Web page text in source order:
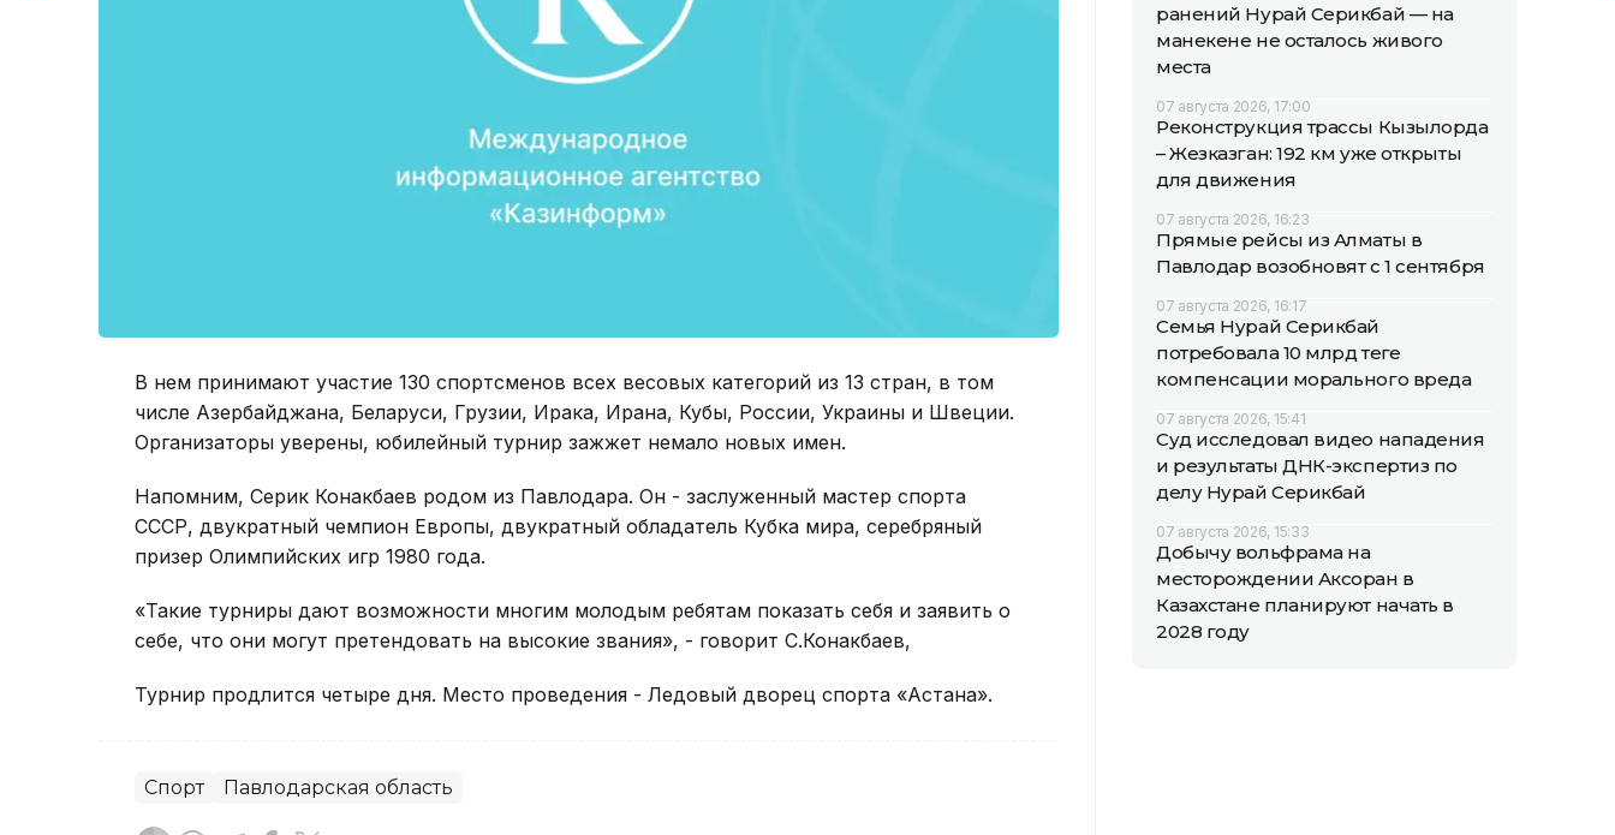
В нем принимают участие 130 спортсменов всех весовых категорий из 13 стран, в том
числе Азербайджана, Беларуси, Грузии, Ирака, Ирана, Кубы, России, Украины и Швеции.
Организаторы уверены, юбилейный турнир зажжет немало новых имен.
Напомним, Серик Конакбаев родом из Павлодара. Он - заслуженный мастер спорта
СССР, двукратный чемпион Европы, двукратный обладатель Кубка мира, серебряный
призер Олимпийских игр 1980 года.
«Такие турниры дают возможности многим молодым ребятам показать себя и заявить о
себе, что они могут претендовать на высокие звания», - говорит С.Конакбаев,
Турнир продлится четыре дня. Место проведения - Ледовый дворец спорта «Астана».
Спорт Павлодарская область
ранений Нурай Серикбай — на
манекене не осталось живого
места
07 августа 2026, 17:00
Реконструкция трассы Кызылорда
– Жезказган: 192 км уже открыты
для движения
07 августа 2026, 16:23
Прямые рейсы из Алматы в
Павлодар возобновят с 1 сентября
07 августа 2026, 16:17
Семья Нурай Серикбай
потребовала 10 млрд теңге
компенсации морального вреда
07 августа 2026, 15:41
Суд исследовал видео нападения
и результаты ДНК-экспертиз по
делу Нурай Серикбай
07 августа 2026, 15:33
Добычу вольфрама на
месторождении Аксоран в
Казахстане планируют начать в
2028 году